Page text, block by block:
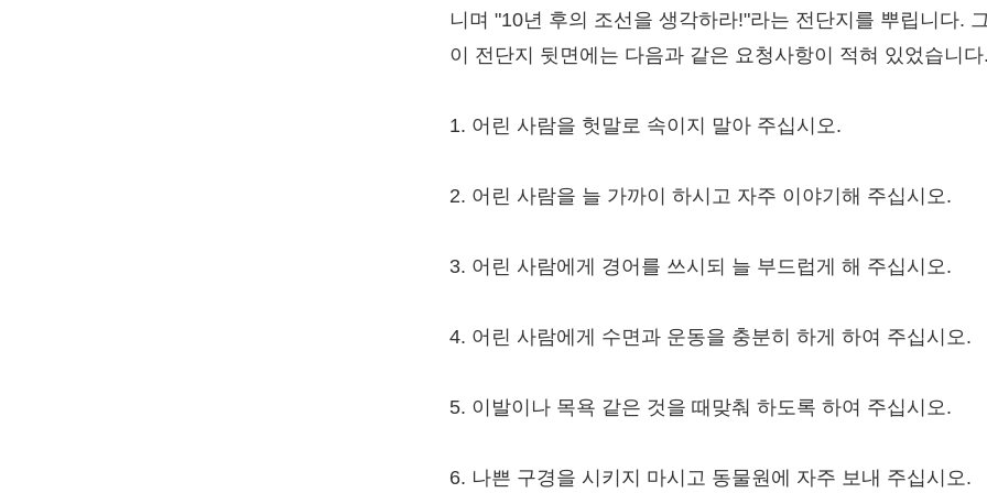
니며 "10년 후의 조선을 생각하라!"라는 전단지를 뿌립니다.
이 전단지 뒷면에는 다음과 같은 요청사항이 적혀 있었습니다.
1. 어린 사람을 헛말로 속이지 말아 주십시오.
2. 어린 사람을 늘 가까이 하시고 자주 이야기해 주십시오.
3. 어린 사람에게 경어를 쓰시되 늘 부드럽게 해 주십시오.
4. 어린 사람에게 수면과 운동을 충분히 하게 하여 주십시오.
5. 이발이나 목욕 같은 것을 때맞춰 하도록 하여 주십시오.
6. 나쁜 구경을 시키지 마시고 동물원에 자주 보내 주십시오.